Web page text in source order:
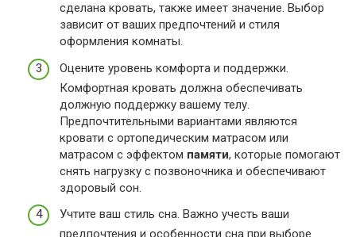
сделана кровать, также имеет значение. Выбор
зависит от ваших предпочтений и стиля
оформления комнаты.
Оцените уровень комфорта и поддержки.
Комфортная кровать должна обеспечивать
должную поддержку вашему телу.
Предпочтительными вариантами являются
кровати с ортопедическим матрасом или
матрасом с эффектом памяти, которые помогают
снять нагрузку с позвоночника и обеспечивают
здоровый сон.
Учтите ваш стиль сна. Важно учесть ваши
предпочтения и особенности сна при выборе